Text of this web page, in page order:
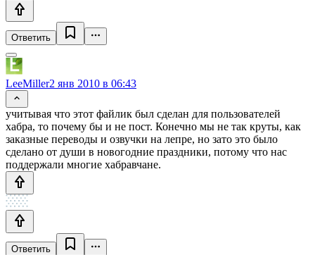
Ответить
LeeMiller2 янв 2010 в 06:43
учитывая что этот файлик был сделан для пользователей
хабра, то почему бы и не пост. Конечно мы не так круты, как
заказные переводы и озвучки на лепре, но зато это было
сделано от души в новогодние праздники, потому что нас
поддержали многие хабравчане.
Ответить